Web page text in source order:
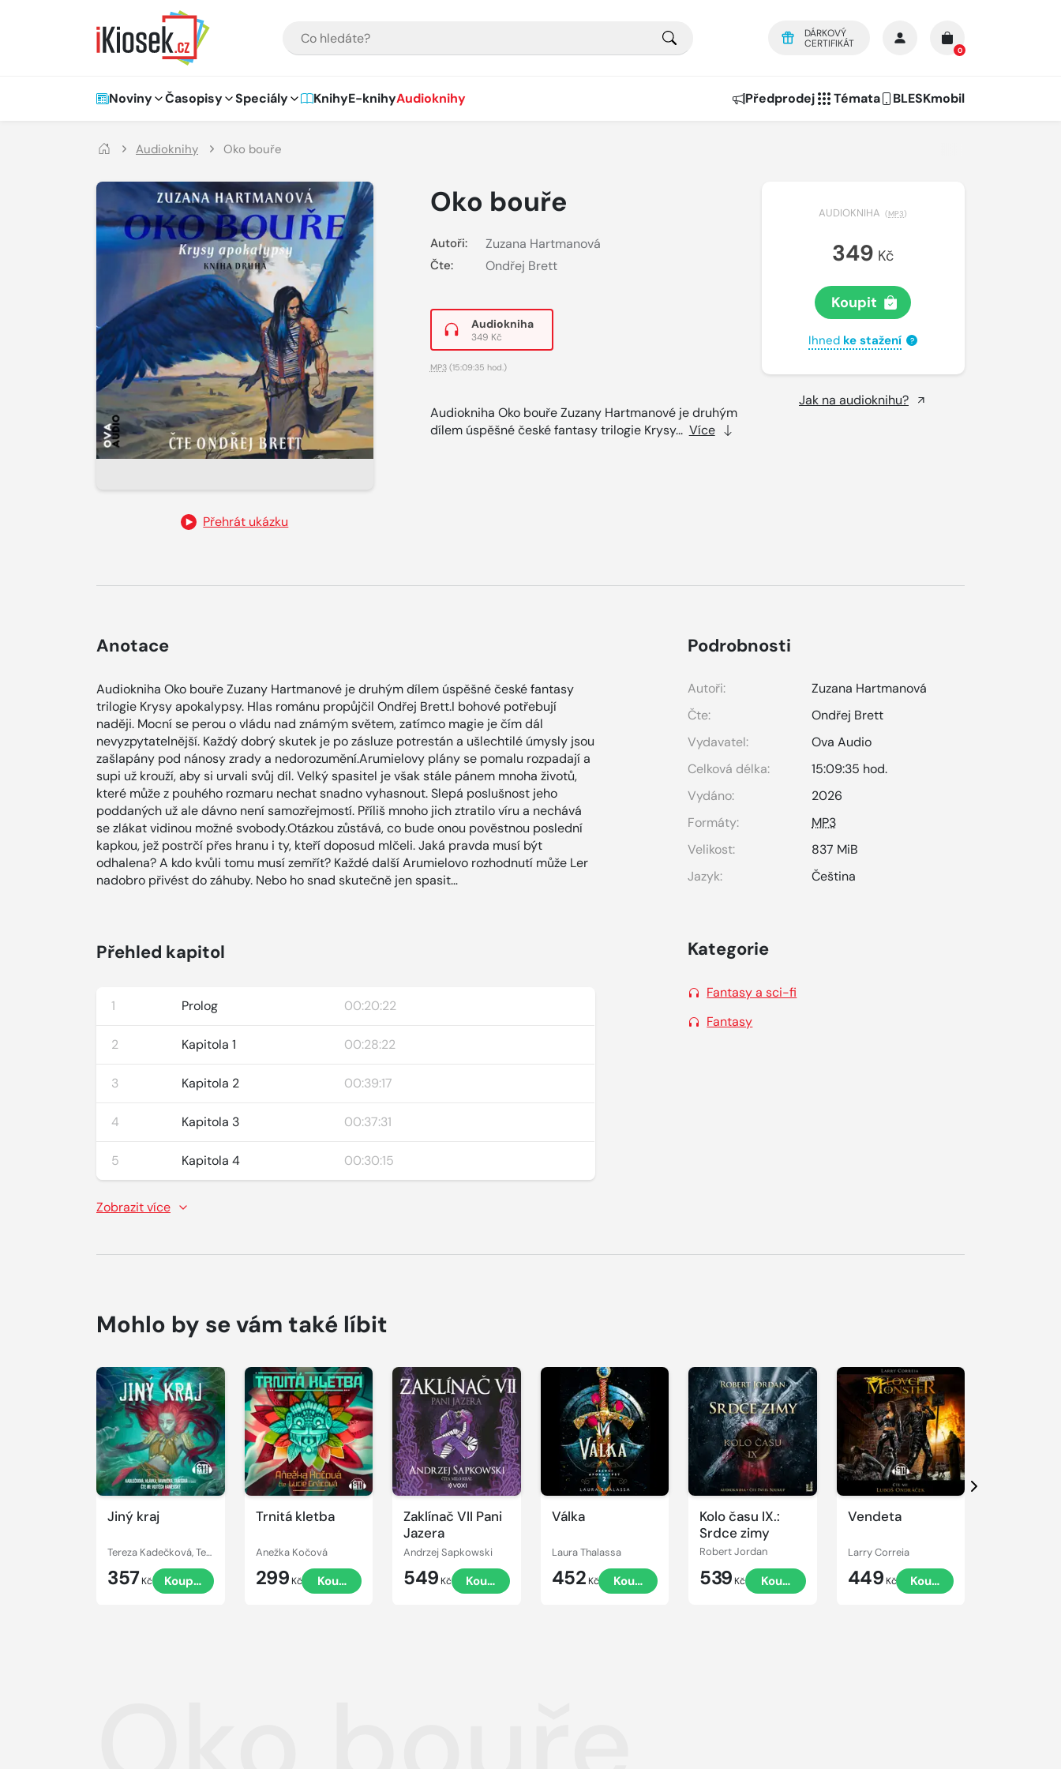
DÁRKOVÝ
CERTIFIKÁT
0
Hlavní navigace
Noviny Časopisy Speciály KnihyE-knihyAudioknihy Předprodej Témata BLESKmobil
Audioknihy Oko bouře
Přehrát ukázku
Oko bouře
Autoři: Zuzana Hartmanová
Čte: Ondřej Brett
Audiokniha
349 Kč
MP3(15:09:35 hod.)
Audiokniha Oko bouře Zuzany Hartmanové je druhým
dílem úspěšné české fantasy trilogie Krysy... Více
AUDIOKNIHA (MP3)
349 Kč
Koupit
Ihned ke stažení ?
Jak na audioknihu?
Anotace
Audiokniha Oko bouře Zuzany Hartmanové je druhým dílem úspěšné české fantasy
trilogie Krysy apokalypsy. Hlas románu propůjčil Ondřej Brett.I bohové potřebují
naději. Mocní se perou o vládu nad známým světem, zatímco magie je čím dál
nevyzpytatelnější. Každý dobrý skutek je po zásluze potrestán a ušlechtilé úmysly jsou
zašlapány pod nánosy zrady a nedorozumění.Arumielovy plány se pomalu rozpadají a
supi už krouží, aby si urvali svůj díl. Velký spasitel je však stále pánem mnoha životů,
které může z pouhého rozmaru nechat snadno vyhasnout. Slepá poslušnost jeho
poddaných už ale dávno není samozřejmostí. Příliš mnoho jich ztratilo víru a nechává
se zlákat vidinou možné svobody.Otázkou zůstává, co bude onou pověstnou poslední
kapkou, jež postrčí přes hranu i ty, kteří doposud mlčeli. Jaká pravda musí být
odhalena? A kdo kvůli tomu musí zemřít? Každé další Arumielovo rozhodnutí může Ler
nadobro přivést do záhuby. Nebo ho snad skutečně jen spasit…
Přehled kapitol
1 Prolog 00:20:22
2 Kapitola 1 00:28:22
3 Kapitola 2 00:39:17
4 Kapitola 3 00:37:31
5 Kapitola 4 00:30:15
Zobrazit více
Podrobnosti
Autoři:
Zuzana Hartmanová
Čte:
Ondřej Brett
Vydavatel:
Ova Audio
Celková délka:
15:09:35 hod.
Vydáno:
2026
Formáty:
MP3
Velikost:
837 MiB
Jazyk:
Čeština
Kategorie
Fantasy a sci-fi
Fantasy
Mohlo by se vám také líbit
Jiný kraj
Tereza Kadečková, Tereza Matoušková
357Kč Koupit
Přehrát
ukázku
Trnitá kletba
Anežka Kočová
299 Kč Koupit
Přehrát
ukázku
Zaklínač VII Pani
Jazera
Andrzej Sapkowski
549 Kč Koupit
Přehrát
ukázku
Válka
Laura Thalassa
452 Kč Koupit
Přehrát
ukázku
Kolo času IX.:
Srdce zimy
Robert Jordan
539 Kč Koupit
Přehrát
ukázku
Vendeta
Larry Correia
449 Kč Koupit
Přehrát
ukázku
Další